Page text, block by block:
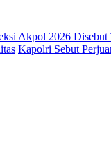
Akpol 2026
Kapolri Sebut